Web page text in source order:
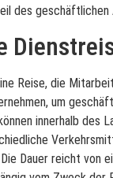
des geschäftlichen
Reise, die
um
innerhalb des
Dauer reicht von